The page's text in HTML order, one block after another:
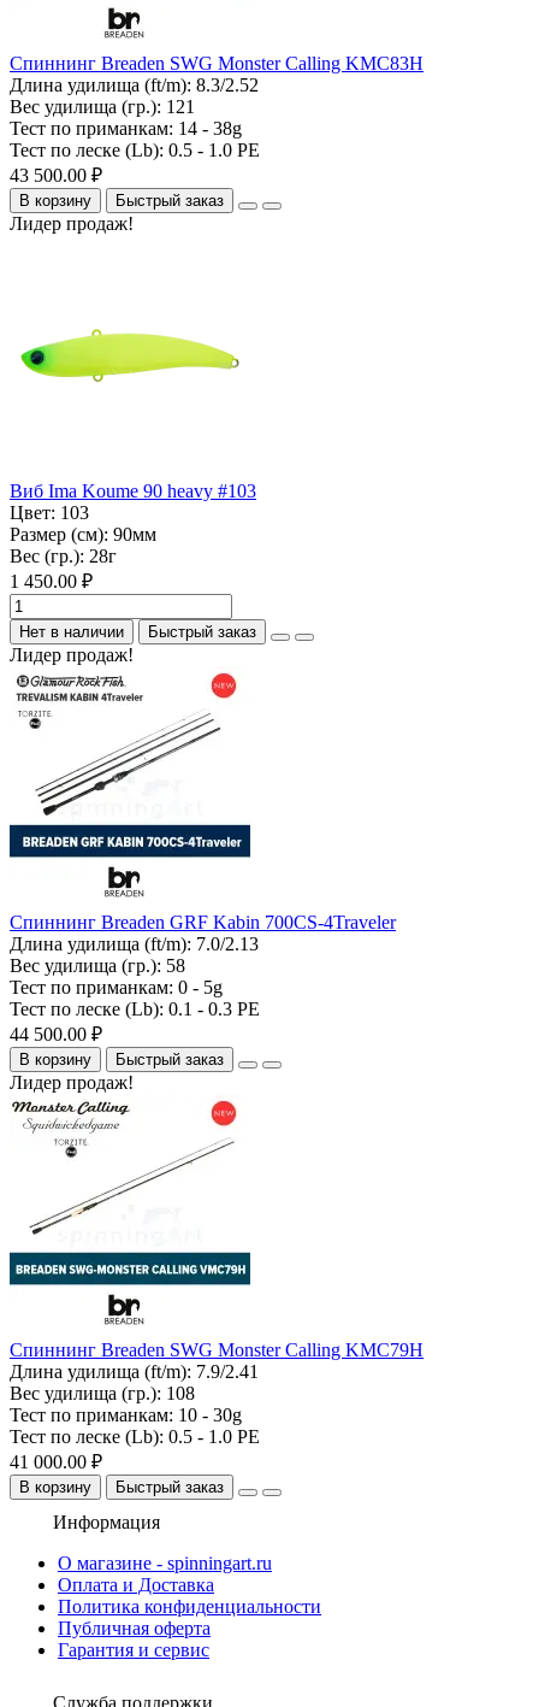
Спиннинг Breaden SWG Monster Calling KMC83H
Длина удилища (ft/m): 8.3/2.52
Вес удилища (гр.): 121
Тест по приманкам: 14 - 38g
Тест по леске (Lb): 0.5 - 1.0 PE
43 500.00 ₽
В корзину Быстрый заказ
Лидер продаж!
Виб Ima Koume 90 heavy #103
Цвет: 103
Размер (см): 90мм
Вес (гр.): 28г
1 450.00 ₽
Нет в наличии Быстрый заказ
Лидер продаж!
Спиннинг Breaden GRF Kabin 700CS-4Traveler
Длина удилища (ft/m): 7.0/2.13
Вес удилища (гр.): 58
Тест по приманкам: 0 - 5g
Тест по леске (Lb): 0.1 - 0.3 PE
44 500.00 ₽
В корзину Быстрый заказ
Лидер продаж!
Спиннинг Breaden SWG Monster Calling KMC79H
Длина удилища (ft/m): 7.9/2.41
Вес удилища (гр.): 108
Тест по приманкам: 10 - 30g
Тест по леске (Lb): 0.5 - 1.0 PE
41 000.00 ₽
В корзину Быстрый заказ
Информация
О магазине - spinningart.ru
Оплата и Доставка
Политика конфиденциальности
Публичная оферта
Гарантия и сервис